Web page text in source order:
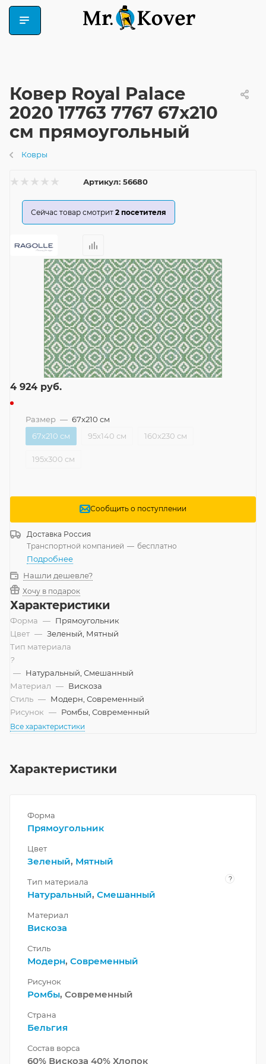
Ковер Royal Palace
2020 17763 7767 67x210
см прямоугольный
Ковры
Артикул: 56680
Сейчас товар смотрит 2 посетителя
4 924 руб.
Размер — 67x210 см
67x210 см
95x140 см 160x230 см
195x300 см
Сообщить о поступлении
Доставка Россия
Транспортной компанией — бесплатно
Подробнее
Нашли дешевле?
Хочу в подарок
Характеристики
Форма — Прямоугольник
Цвет — Зеленый, Мятный
Тип материала
?
— Натуральный, Смешанный
Материал — Вискоза
Стиль — Модерн, Современный
Рисунок — Ромбы, Современный
Все характеристики
Характеристики
Форма
Прямоугольник
Цвет
Зеленый, Мятный
Тип материала ?
Натуральный, Смешанный
Материал
Вискоза
Стиль
Модерн, Современный
Рисунок
Ромбы, Современный
Страна
Бельгия
Состав ворса
60% Вискоза 40% Хлопок